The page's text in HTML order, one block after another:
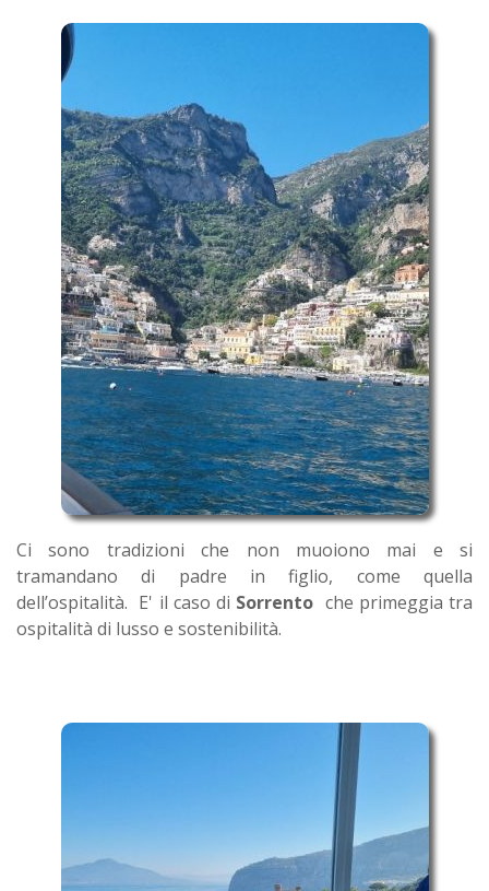
Ci sono tradizioni che non muoiono mai e si
tramandano di padre in figlio, come quella
dell’ospitalità. E' il caso di Sorrento che primeggia tra
ospitalità di lusso e sostenibilità.